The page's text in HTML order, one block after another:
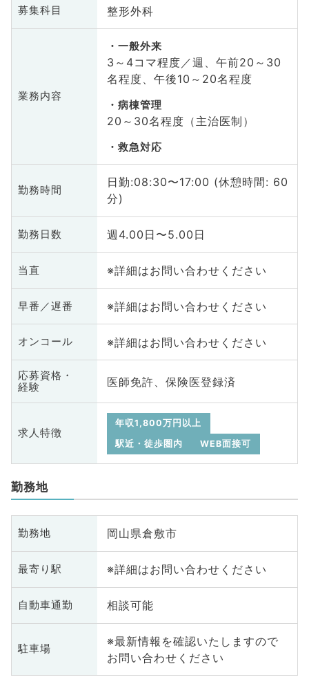
募集科目 整形外科
業務内容
一般外来
3～4コマ程度／週、午前20～30
名程度、午後10～20名程度
病棟管理
20～30名程度（主治医制）
救急対応
勤務時間
日勤:08:30〜17:00 (休憩時間: 60
分)
勤務日数 週4.00日〜5.00日
当直 ※詳細はお問い合わせください
早番／遅番 ※詳細はお問い合わせください
オンコール ※詳細はお問い合わせください
応募資格・
経験
医師免許、保険医登録済
求人特徴
年収1,800万円以上
駅近・徒歩圏内
WEB面接可
勤務地
勤務地 岡山県倉敷市
最寄り駅 ※詳細はお問い合わせください
自動車通勤 相談可能
駐車場
※最新情報を確認いたしますので
お問い合わせください